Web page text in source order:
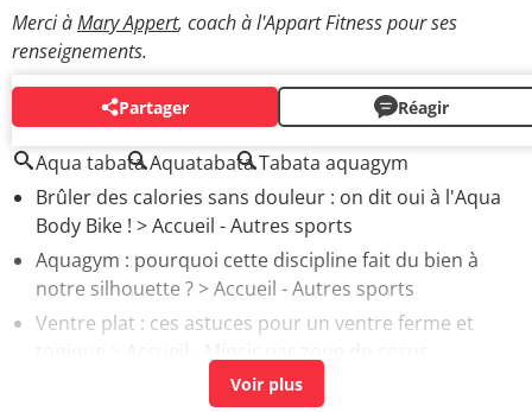
Merci àMary Appert, coach à l'Appart Fitness pour ses
renseignements.
Partager Réagir
AUTOUR DU MÊME SUJET
Aqua tabataAquatabataTabata aquagym
Brûler des calories sans douleur : on dit oui à l'Aqua
Body Bike ! > Accueil - Autres sports
Aquagym : pourquoi cette discipline fait du bien à
notre silhouette ? > Accueil - Autres sports
Ventre plat : ces astuces pour un ventre ferme et
Quel est votre avis sur l'aquagym ?